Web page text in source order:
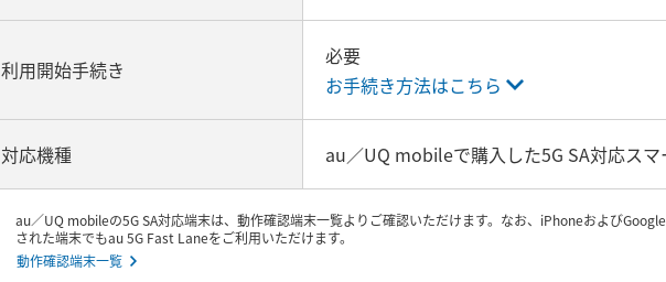
利用開始手続き
必要
お手続き方法はこちら
対応機種 au／UQ mobileで購入した5G SA対応ス
au／UQ mobileの5G SA対応端末は、動作確認端末一覧よりご確認いただけます。なお、iPhoneおよび
された端末でもau 5G Fast Laneをご利用いただけます。
動作確認端末一覧